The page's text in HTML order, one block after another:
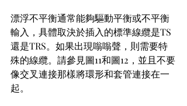
漂浮不平衡通常能夠驅動平衡或不平衡
輸入，具體取決於插入的標準線纜是TS
還是TRS。如果出現嗡嗡聲，則需要特
殊的線纜。請參見圖11和圖12，並且不要
像交叉連接那樣將環形和套管連接在一
起。